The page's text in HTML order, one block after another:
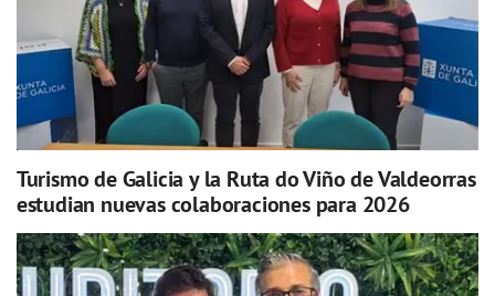
Turismo de Galicia y la Ruta do Viño de Valdeorras
estudian nuevas colaboraciones para 2026